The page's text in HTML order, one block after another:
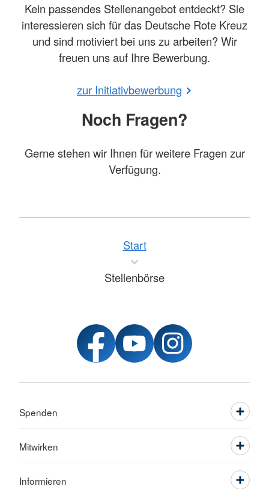
Kein passendes Stellenangebot entdeckt? Sie
interessieren sich für das Deutsche Rote Kreuz
und sind motiviert bei uns zu arbeiten? Wir
freuen uns auf Ihre Bewerbung.
zur Initiativbewerbung
Noch Fragen?
Gerne stehen wir Ihnen für weitere Fragen zur
Verfügung.
Start
Stellenbörse
Spenden
Mitwirken
Informieren